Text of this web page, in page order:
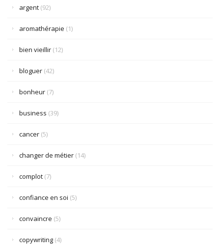
argent (92)
aromathérapie (1)
bien vieillir (12)
bloguer (42)
bonheur (7)
business (39)
cancer (5)
changer de métier (14)
complot (7)
confiance en soi (5)
convaincre (5)
copywriting (4)